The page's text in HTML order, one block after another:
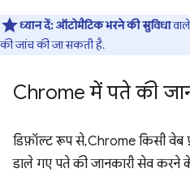
ध्यान दें:ऑटोमैटिक भरने की सुविधा
की जांच की जा सकती है.
Chrome में पते की
डिफ़ॉल्ट रूप से, Chrome किसी वेब
डाले गए पते की जानकारी सेव करने